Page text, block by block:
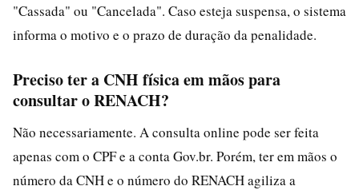
"Cassada" ou "Cancelada". Caso esteja suspensa, o sistema
informa o motivo e o prazo de duração da penalidade.
Preciso ter a CNH física em mãos para
consultar o RENACH?
Não necessariamente. A consulta online pode ser feita
apenas com o CPF e a conta Gov.br. Porém, ter em mãos o
número da CNH e o número do RENACH agiliza a